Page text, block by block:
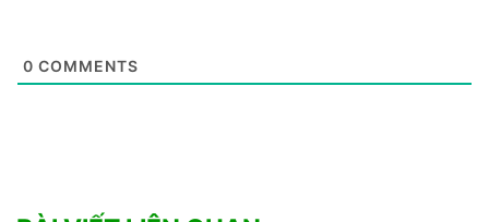
0 COMMENTS